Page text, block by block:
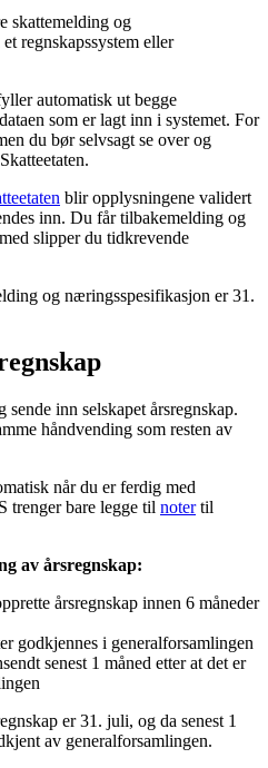
skattemelding og
regnskapssystem eller
automatisk ut begge
som er lagt inn i systemet. For
du bør selvsagt se over og
blir opplysningene validert
inn. Du får tilbakemelding og
slipper du tidkrevende
og næringsspesifikasjon er 31.
inn selskapet årsregnskap.
håndvending som resten av
når du er ferdig med
trenger bare legge til notertil
av årsregnskap:
årsregnskap innen 6 måneder
godkjennes i generalforsamlingen
senest 1 måned etter at det er
er 31. juli, og da senest 1
av generalforsamlingen.